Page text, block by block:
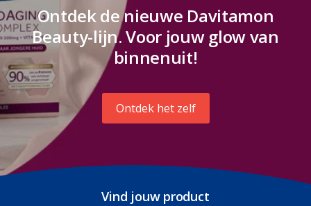
Ontdek de nieuwe Davitamon
Beauty-lijn. Voor jouw glow van
binnenuit!
Ontdek het zelf
Vind jouw product